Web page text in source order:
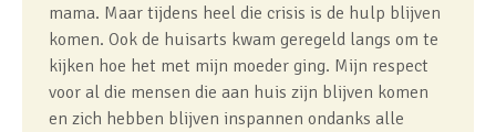
mama. Maar tijdens heel die crisis is de hulp blijven
komen. Ook de huisarts kwam geregeld langs om te
kijken hoe het met mijn moeder ging. Mijn respect
voor al die mensen die aan huis zijn blijven komen
en zich hebben blijven inspannen ondanks alle